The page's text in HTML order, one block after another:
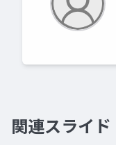
関連スライド